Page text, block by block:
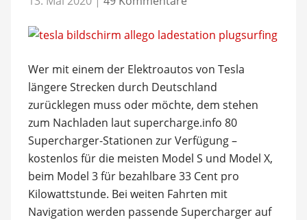
Wer mit einem der Elektroautos von Tesla
längere Strecken durch Deutschland
zurücklegen muss oder möchte, dem stehen
zum Nachladen laut supercharge.info 80
Supercharger-Stationen zur Verfügung –
kostenlos für die meisten Model S und Model X,
beim Model 3 für bezahlbare 33 Cent pro
Kilowattstunde. Bei weiten Fahrten mit
Navigation werden passende Supercharger auf